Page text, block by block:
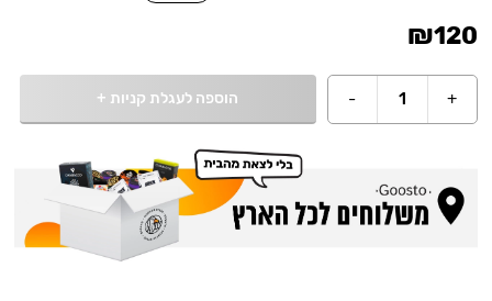
₪120
+
1
- הוספה לעגלת קניות +